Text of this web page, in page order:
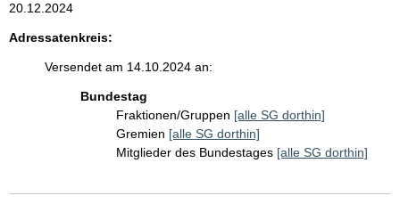
20.12.2024
Adressatenkreis:
Versendet am 14.10.2024 an:
Bundestag
Fraktionen/Gruppen [alle SG dorthin]
Gremien [alle SG dorthin]
Mitglieder des Bundestages [alle SG dorthin]